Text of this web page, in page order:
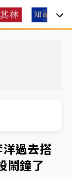
向法院聲請遭
開賣一度塞車
功 今重開羈
過去搭
鬧鐘了